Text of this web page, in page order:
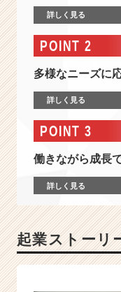
詳しく見る
POINT 2
多様なニーズに
詳しく見る
POINT 3
働きながら成長
詳しく見る
起業ストーリ